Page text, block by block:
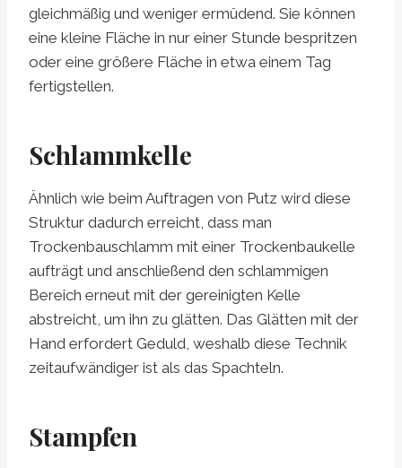
gleichmäßig und weniger ermüdend. Sie können
eine kleine Fläche in nur einer Stunde bespritzen
oder eine größere Fläche in etwa einem Tag
fertigstellen.
Schlammkelle
Ähnlich wie beim Auftragen von Putz wird diese
Struktur dadurch erreicht, dass man
Trockenbauschlamm mit einer Trockenbaukelle
aufträgt und anschließend den schlammigen
Bereich erneut mit der gereinigten Kelle
abstreicht, um ihn zu glätten. Das Glätten mit der
Hand erfordert Geduld, weshalb diese Technik
zeitaufwändiger ist als das Spachteln.
Stampfen